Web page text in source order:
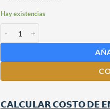
Hay existencias
𝗖𝗔𝗟𝗖𝗨𝗟𝗔𝗥 𝗖𝗢𝗦𝗧𝗢 𝗗𝗘